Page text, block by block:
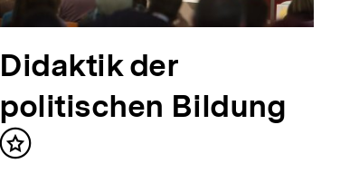
Didaktik der
politischen Bildung
Inhalt